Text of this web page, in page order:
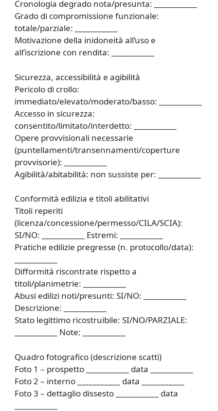
Cronologia degrado nota/presunta: ___________
Grado di compromissione funzionale:
totale/parziale: ___________
Motivazione della inidoneità all’uso e
all’iscrizione con rendita: ___________
Sicurezza, accessibilità e agibilità
Pericolo di crollo:
immediato/elevato/moderato/basso: ___________
Accesso in sicurezza:
consentito/limitato/interdetto: ___________
Opere provvisionali necessarie
(puntellamenti/transennamenti/coperture
provvisorie): ___________
Agibilità/abitabilità: non sussiste per: ___________
Conformità edilizia e titoli abilitativi
Titoli reperiti
(licenza/concessione/permesso/CILA/SCIA):
SI/NO: ___________ Estremi: ___________
Pratiche edilizie pregresse (n. protocollo/data):
Difformità riscontrate rispetto a
titoli/planimetrie: ___________
Abusi edilizi noti/presunti: SI/NO: ___________
Descrizione: ___________
Stato legittimo ricostruibile: SI/NO/PARZIALE:
___________ Note: ___________
Quadro fotografico (descrizione scatti)
Foto 1 – prospetto ___________ data ___________
Foto 2 – interno ___________ data ___________
Foto 3 – dettaglio dissesto ___________ data